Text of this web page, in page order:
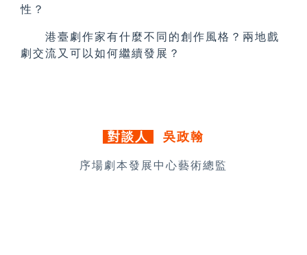
性？
港臺劇作家有什麼不同的創作風格？兩地戲
劇交流又可以如何繼續發展？
對談人 吳政翰
序場劇本發展中心藝術總監